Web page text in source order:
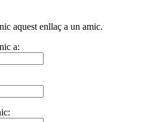
aquest enllaç a un amic.
a: